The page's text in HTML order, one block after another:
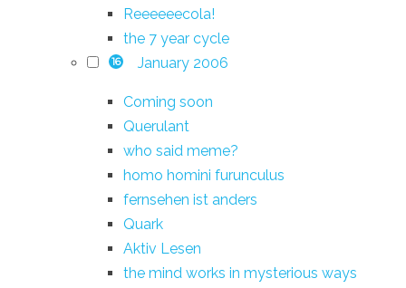
Reeeeeecola!
the 7 year cycle
16 January 2006
Coming soon
Querulant
who said meme?
homo homini furunculus
fernsehen ist anders
Quark
Aktiv Lesen
the mind works in mysterious ways